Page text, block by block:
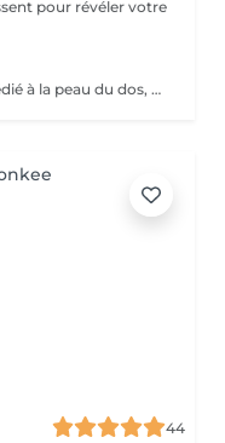
pour révéler votre
Pureté Confort Renouveau Un soin dédié à la peau du dos, souvent sujette aux impuretés et irritations. Ce protocole associe un nettoyage en profondeur et une exfoliation douce pour désincruster les pores, éliminer les cellules mortes et apaiser la peau. Idéal pour purifier, lisser et revitaliser cette zone souvent exposée aux agressions extérieures. Résultat : une peau nette, douce, apaisée et rafraîchie.
44